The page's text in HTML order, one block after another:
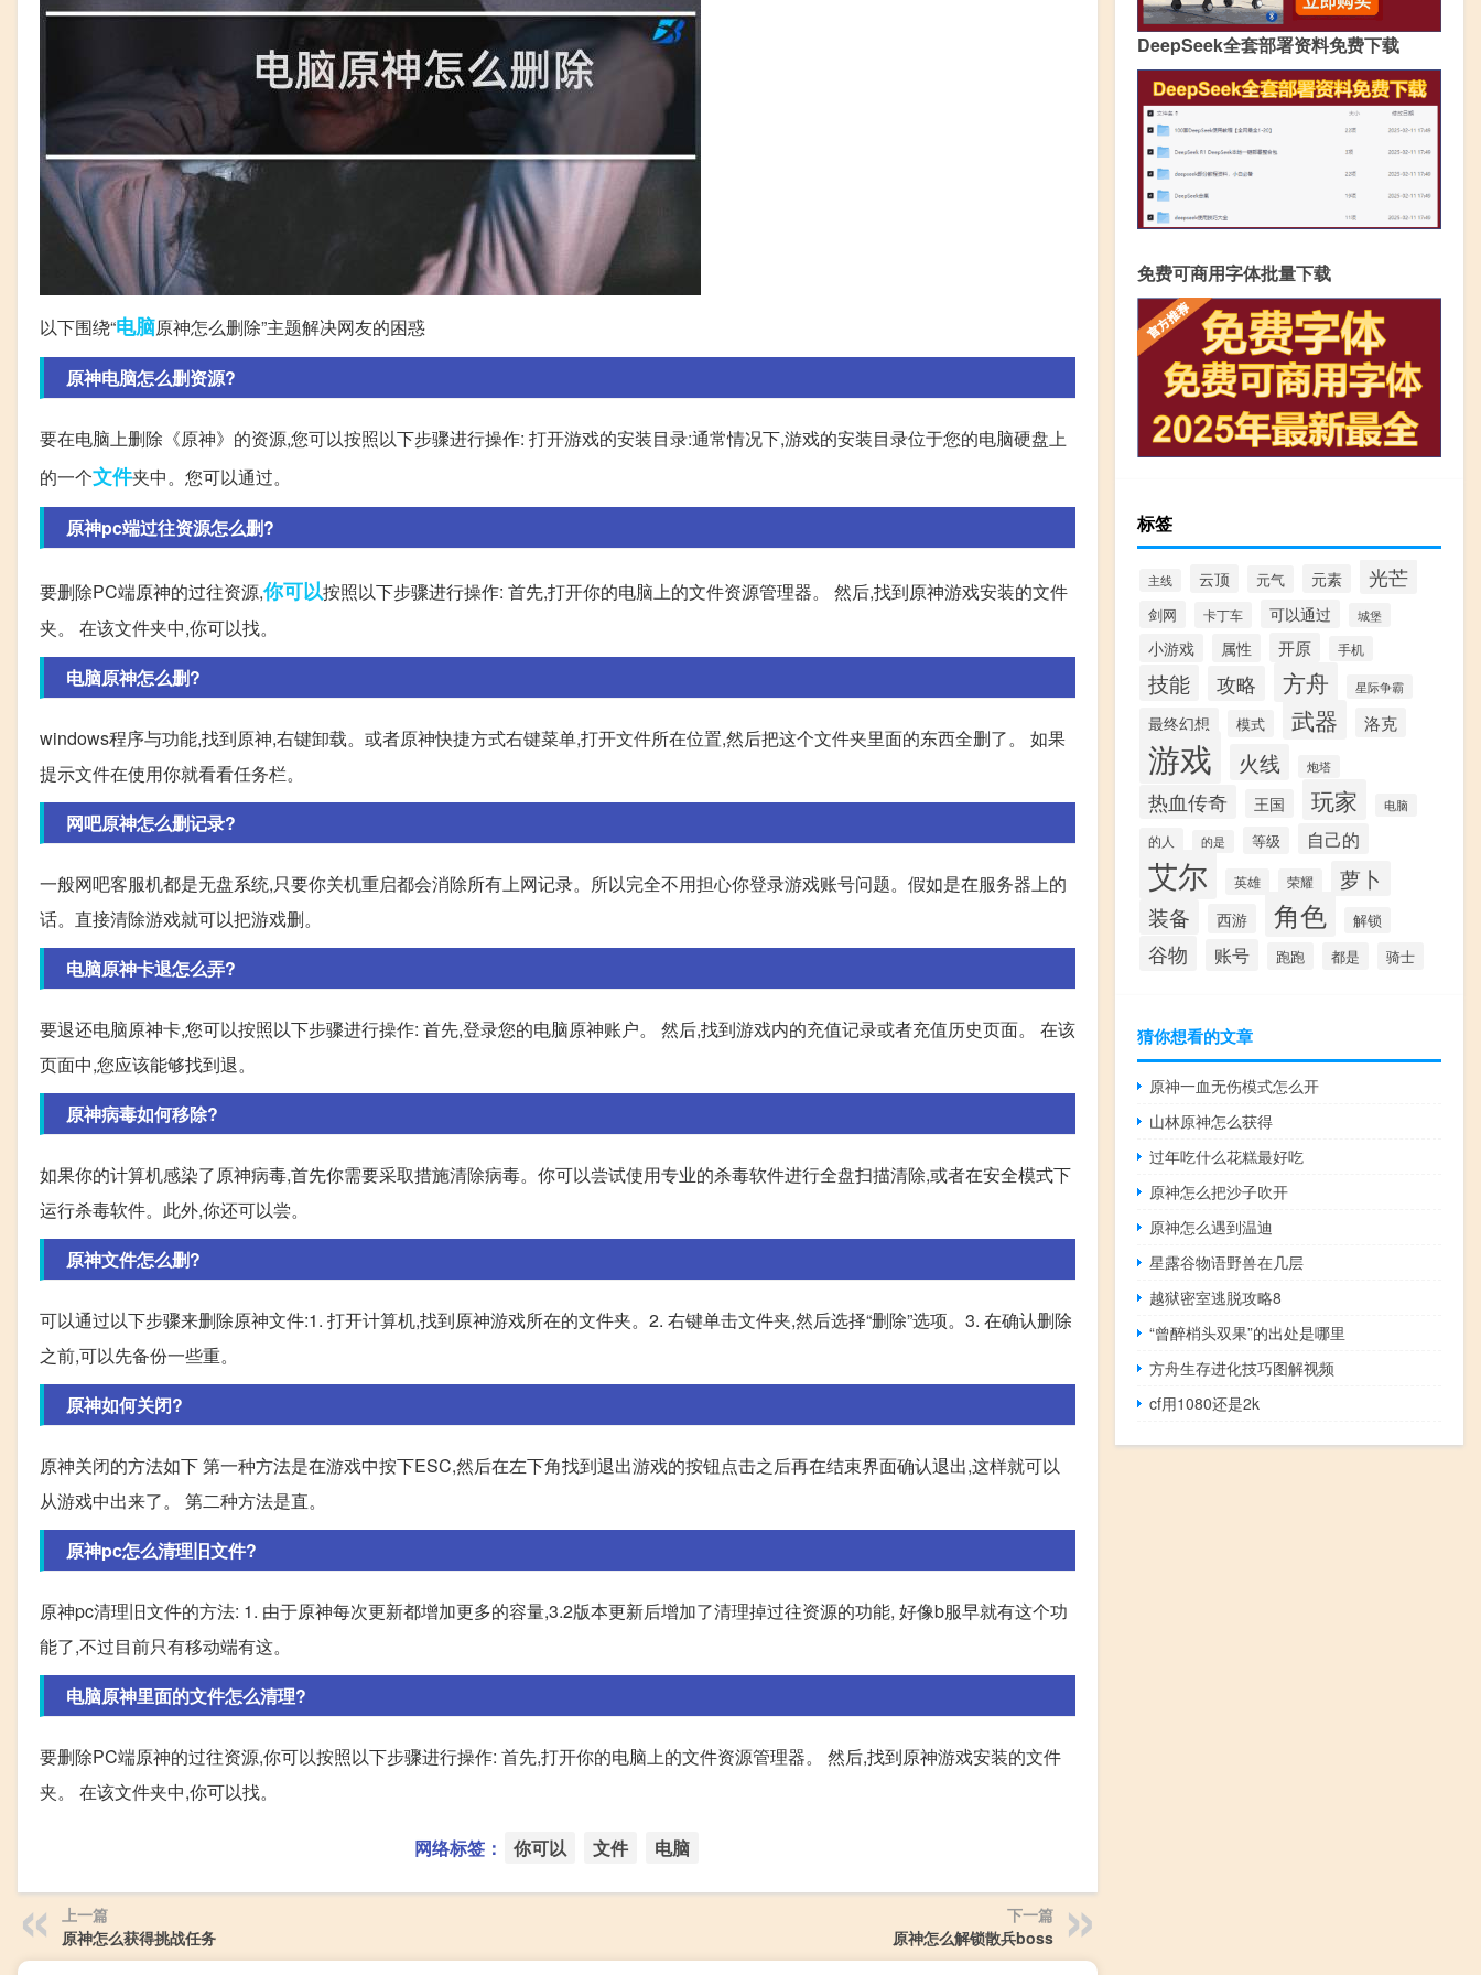
以下围绕“电脑原神怎么删除”主题解决网友的困惑
原神电脑怎么删资源?
要在电脑上删除《原神》的资源,您可以按照以下步骤进行操作: 打开游戏的安装目录:通常情况下,游戏的安装目录位于您的电脑硬盘上
的一个文件夹中。您可以通过。
原神pc端过往资源怎么删?
要删除PC端原神的过往资源,你可以按照以下步骤进行操作: 首先,打开你的电脑上的文件资源管理器。 然后,找到原神游戏安装的文件
夹。 在该文件夹中,你可以找。
电脑原神怎么删?
windows程序与功能,找到原神,右键卸载。或者原神快捷方式右键菜单,打开文件所在位置,然后把这个文件夹里面的东西全删了。 如果
提示文件在使用你就看看任务栏。
网吧原神怎么删记录?
一般网吧客服机都是无盘系统,只要你关机重启都会消除所有上网记录。所以完全不用担心你登录游戏账号问题。假如是在服务器上的
话。直接清除游戏就可以把游戏删。
电脑原神卡退怎么弄?
要退还电脑原神卡,您可以按照以下步骤进行操作: 首先,登录您的电脑原神账户。 然后,找到游戏内的充值记录或者充值历史页面。 在该
页面中,您应该能够找到退。
原神病毒如何移除?
如果你的计算机感染了原神病毒,首先你需要采取措施清除病毒。你可以尝试使用专业的杀毒软件进行全盘扫描清除,或者在安全模式下
运行杀毒软件。此外,你还可以尝。
原神文件怎么删?
可以通过以下步骤来删除原神文件:1. 打开计算机,找到原神游戏所在的文件夹。2. 右键单击文件夹,然后选择“删除”选项。3. 在确认删除
之前,可以先备份一些重。
原神如何关闭?
原神关闭的方法如下 第一种方法是在游戏中按下ESC,然后在左下角找到退出游戏的按钮点击之后再在结束界面确认退出,这样就可以
从游戏中出来了。 第二种方法是直。
原神pc怎么清理旧文件?
原神pc清理旧文件的方法: 1. 由于原神每次更新都增加更多的容量,3.2版本更新后增加了清理掉过往资源的功能, 好像b服早就有这个功
能了,不过目前只有移动端有这。
电脑原神里面的文件怎么清理?
要删除PC端原神的过往资源,你可以按照以下步骤进行操作: 首先,打开你的电脑上的文件资源管理器。 然后,找到原神游戏安装的文件
夹。 在该文件夹中,你可以找。
网络标签： 你可以 文件 电脑
上一篇
原神怎么获得挑战任务
下一篇
原神怎么解锁散兵boss
DeepSeek全套部署资料免费下载
免费可商用字体批量下载
标签
主线 云顶 元气 元素 光芒
剑网 卡丁车 可以通过 城堡
小游戏 属性 开原 手机
技能 攻略 方舟 星际争霸
最终幻想 模式 武器 洛克
游戏 火线 炮塔
热血传奇 王国 玩家 电脑
的人 的是 等级 自己的
艾尔 英雄 荣耀
萝卜
装备
西游 角色 解锁
谷物 账号 跑跑 都是 骑士
猜你想看的文章
原神一血无伤模式怎么开
山林原神怎么获得
过年吃什么花糕最好吃
原神怎么把沙子吹开
原神怎么遇到温迪
星露谷物语野兽在几层
越狱密室逃脱攻略8
“曾醉梢头双果”的出处是哪里
方舟生存进化技巧图解视频
cf用1080还是2k